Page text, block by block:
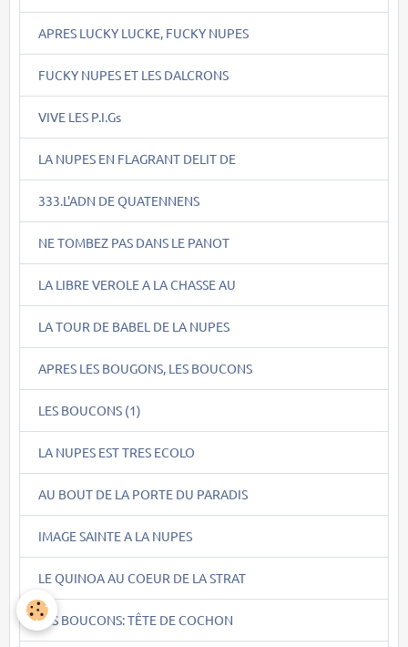
APRES LUCKY LUCKE, FUCKY NUPES
FUCKY NUPES ET LES DALCRONS
VIVE LES P.I.Gs
LA NUPES EN FLAGRANT DELIT DE
333.L'ADN DE QUATENNENS
NE TOMBEZ PAS DANS LE PANOT
LA LIBRE VEROLE A LA CHASSE AU
LA TOUR DE BABEL DE LA NUPES
APRES LES BOUGONS, LES BOUCONS
LES BOUCONS (1)
LA NUPES EST TRES ECOLO
AU BOUT DE LA PORTE DU PARADIS
IMAGE SAINTE A LA NUPES
LE QUINOA AU COEUR DE LA STRAT
LES BOUCONS: TÊTE DE COCHON